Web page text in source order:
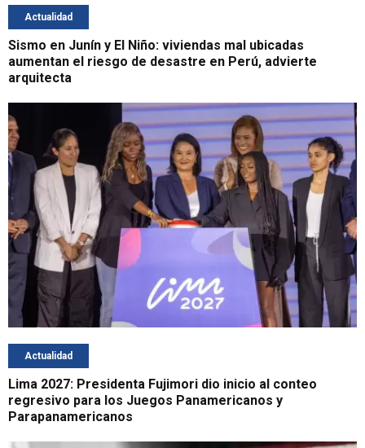
Actualidad
Sismo en Junín y El Niño: viviendas mal ubicadas
aumentan el riesgo de desastre en Perú, advierte
arquitecta
Actualidad
Lima 2027: Presidenta Fujimori dio inicio al conteo
regresivo para los Juegos Panamericanos y
Parapanamericanos